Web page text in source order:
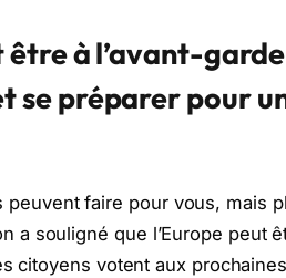
à l’avant-
se préparer pour
faire pour vous, mais
a souligné que l’Europe peut
citoyens votent aux